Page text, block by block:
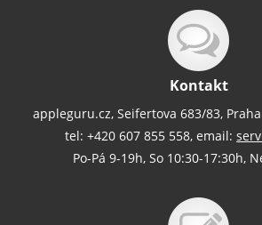
Kontakt
appleguru.cz, Seifertova 683/83,
tel: +420 607 855 558, email:
Po-Pá 9-19h, So 10:30-17:30h,